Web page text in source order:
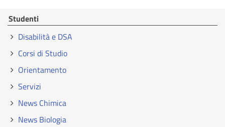
Studenti
Disabilità e DSA
Corsi di Studio
Orientamento
Servizi
News Chimica
News Biologia